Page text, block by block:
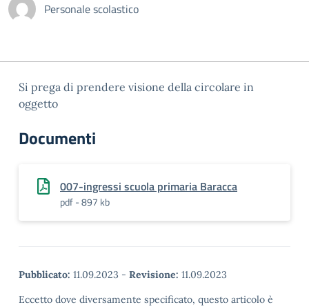
Personale scolastico
Si prega di prendere visione della circolare in
oggetto
Documenti
007-ingressi scuola primaria Baracca
pdf - 897 kb
Pubblicato: 11.09.2023 - Revisione: 11.09.2023
Eccetto dove diversamente specificato, questo articolo è